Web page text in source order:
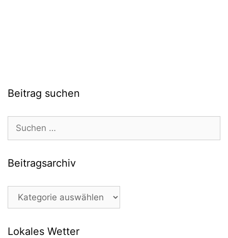
Beitrag suchen
Suchen
nach:
Beitragsarchiv
Beitragsarchiv
Lokales Wetter